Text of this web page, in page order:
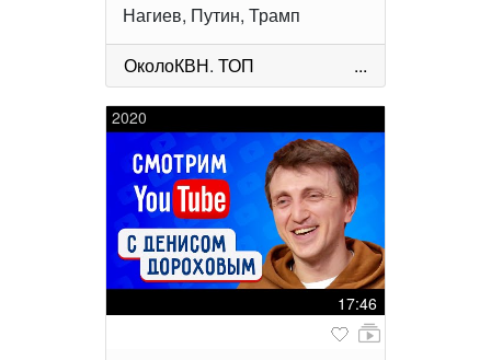
Нагиев, Путин, Трамп
ОколоКВН. ТОП ...
2020
17:46